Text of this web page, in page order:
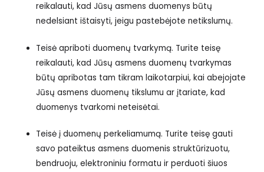
reikalauti, kad Jūsų asmens duomenys būtų
nedelsiant ištaisyti, jeigu pastebėjote netikslumų.
Teisė apriboti duomenų tvarkymą. Turite teisę
reikalauti, kad Jūsų asmens duomenų tvarkymas
būtų apribotas tam tikram laikotarpiui, kai abejojate
Jūsų asmens duomenų tikslumu ar įtariate, kad
duomenys tvarkomi neteisėtai.
Teisė į duomenų perkeliamumą. Turite teisę gauti
savo pateiktus asmens duomenis struktūrizuotu,
bendruoju, elektroniniu formatu ir perduoti šiuos